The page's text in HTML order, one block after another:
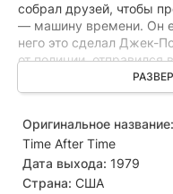
собрал друзей, чтобы
— машину времени. Он
него это сделал Джек-
от полиции, отправился
убежденный, что в
войн и преступности,
Оригинальное название:
Time After Time
Дата выхода: 1979
Страна: США